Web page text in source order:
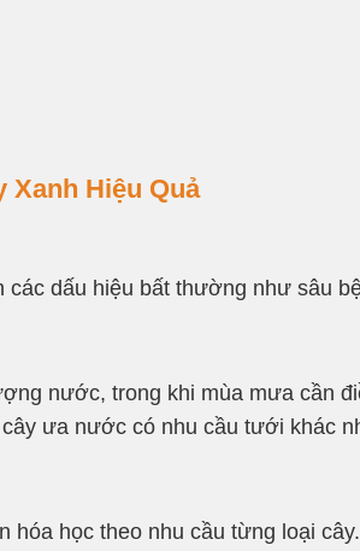
Hiệu Quả
các dấu hiệu bất thường như sâu
nước, trong khi mùa mưa cần
ưa nước có nhu cầu tưới khác
hóa học theo nhu cầu từng loại